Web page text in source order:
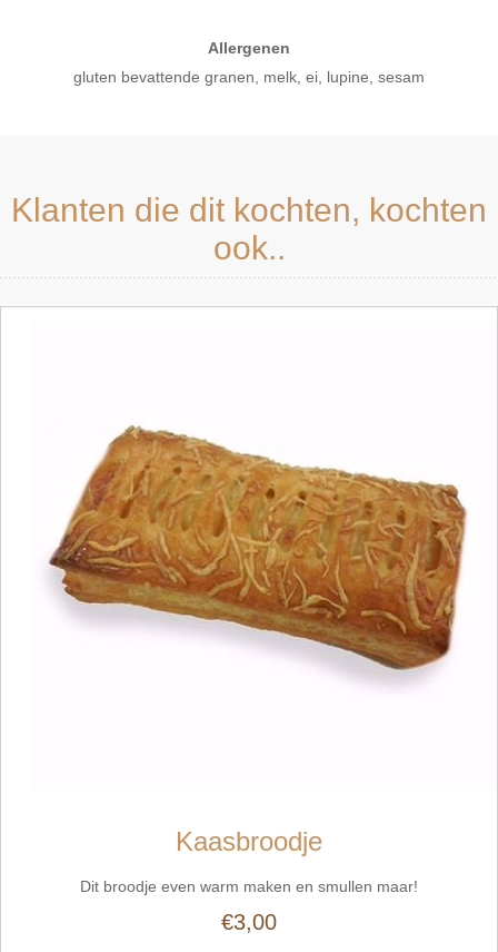
Allergenen
gluten bevattende granen, melk, ei, lupine, sesam
Klanten die dit kochten, kochten
ook..
Kaasbroodje
Dit broodje even warm maken en smullen maar!
€3,00